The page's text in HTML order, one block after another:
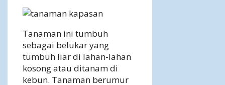
Tanaman ini tumbuh
sebagai belukar yang
tumbuh liar di lahan-lahan
kosong atau ditanam di
kebun. Tanaman berumur